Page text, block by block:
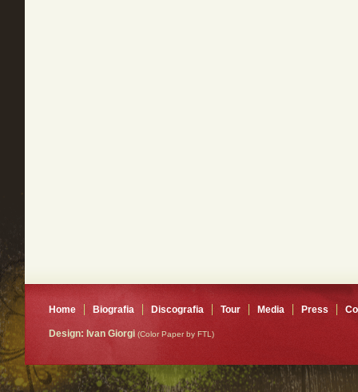
Home Biografia Discografia Tour Media Press
Design: Ivan Giorgi(Color Paper by FTL)